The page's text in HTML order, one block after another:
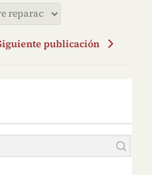
publicación